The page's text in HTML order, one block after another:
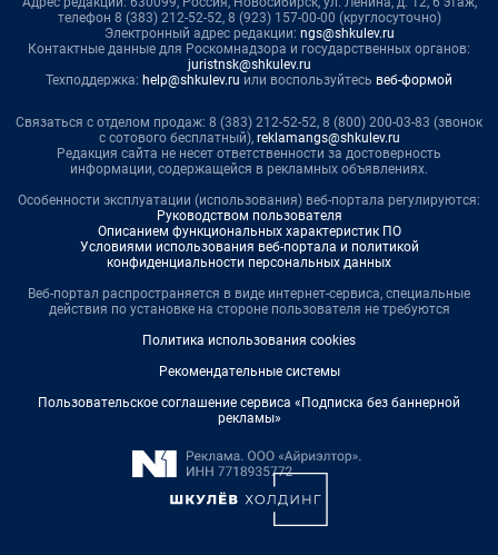
телефон 8 (383) 212-52-52, 8 (923) 157-00-00 (круглосуточно)
Электронный адрес редакции: ngs@shkulev.ru
Контактные данные для Роскомнадзора и государственных органов:
juristnsk@shkulev.ru
Техподдержка: help@shkulev.ru или воспользуйтесь веб-формой
Связаться с отделом продаж: 8 (383) 212-52-52, 8 (800) 200-03-83 (звонок
с сотового бесплатный), reklamangs@shkulev.ru
Редакция сайта не несет ответственности за достоверность
информации, содержащейся в рекламных объявлениях.
Особенности эксплуатации (использования) веб-портала регулируются:
Руководством пользователя
Описанием функциональных характеристик ПО
Условиями использования веб-портала и политикой
конфиденциальности персональных данных
Веб-портал распространяется в виде интернет-сервиса, специальные
действия по установке на стороне пользователя не требуются
Политика использования cookies
Рекомендательные системы
Пользовательское соглашение сервиса «Подписка без баннерной
рекламы»